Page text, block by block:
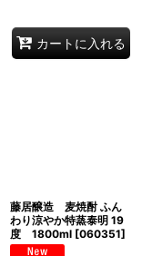
カートに入れる
藤居醸造 麦焼酎 ふん
わり涼やか特蒸泰明 19
度 1800ml [060351]